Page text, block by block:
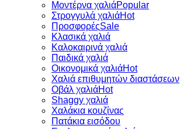
Μοντέρνα χαλιά
Στρογγυλά χαλιά
Προσφορές
Κλασικά χαλιά
Καλοκαιρινά χαλιά
Παιδικά χαλιά
Οικονομικά χαλιά
Χαλιά επιθυμητών διαστάσεων
Οβάλ χαλιά
Shaggy χαλιά
Χαλάκια κουζίνας
Πατάκια εισόδου